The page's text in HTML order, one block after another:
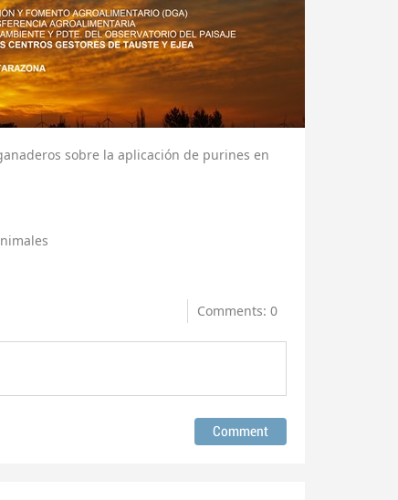
sobre la aplicación de purines en
Comments: 0